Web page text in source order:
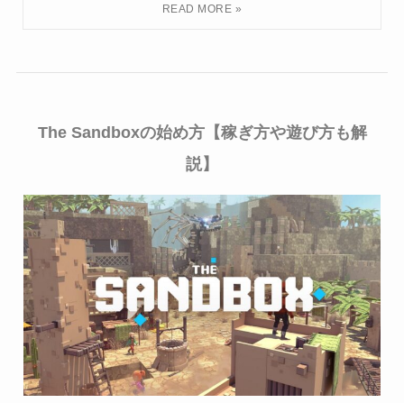
The Sandboxの始め方【稼ぎ方や遊び方も解
説】